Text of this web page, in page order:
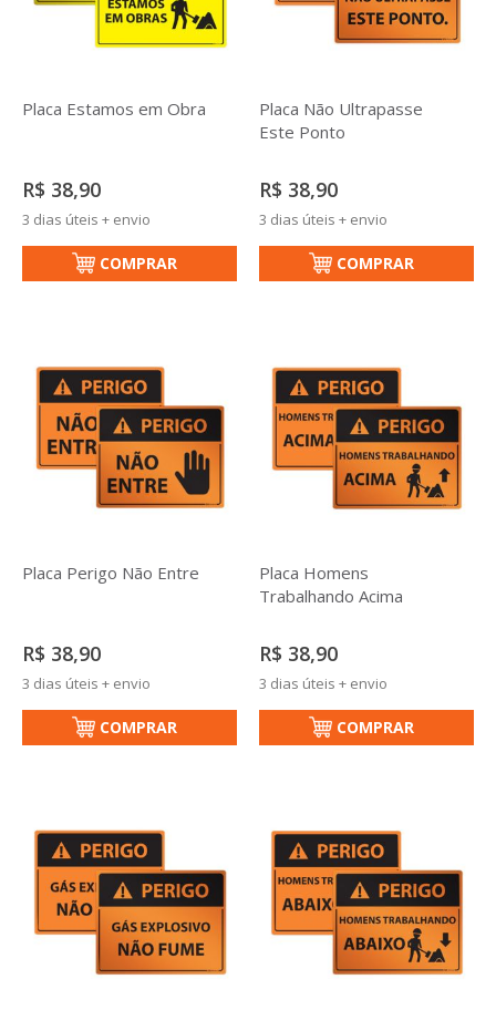
Placa Estamos em Obra
R$ 38,90
3 dias úteis + envio
COMPRAR
Placa Não Ultrapasse
Este Ponto
R$ 38,90
3 dias úteis + envio
COMPRAR
Placa Perigo Não Entre
R$ 38,90
3 dias úteis + envio
COMPRAR
Placa Homens
Trabalhando Acima
R$ 38,90
3 dias úteis + envio
COMPRAR